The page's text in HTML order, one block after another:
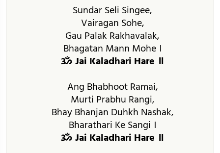
Sundar Seli Singee,
Vairagan Sohe,
Gau Palak Rakhavalak,
Bhagatan Mann Mohe ।
ॐ Jai Kaladhari Hare ॥
Ang Bhabhoot Ramai,
Murti Prabhu Rangi,
Bhay Bhanjan Duhkh Nashak,
Bharathari Ke Sangi ।
ॐ Jai Kaladhari Hare ॥